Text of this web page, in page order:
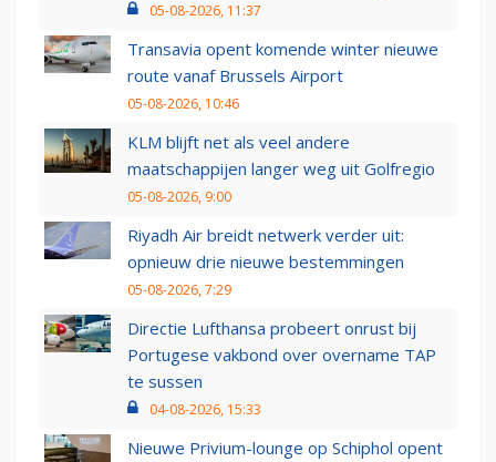
05-08-2026, 11:37
Transavia opent komende winter nieuwe
route vanaf Brussels Airport
05-08-2026, 10:46
KLM blijft net als veel andere
maatschappijen langer weg uit Golfregio
05-08-2026, 9:00
Riyadh Air breidt netwerk verder uit:
opnieuw drie nieuwe bestemmingen
05-08-2026, 7:29
Directie Lufthansa probeert onrust bij
Portugese vakbond over overname TAP
te sussen
04-08-2026, 15:33
Nieuwe Privium-lounge op Schiphol opent